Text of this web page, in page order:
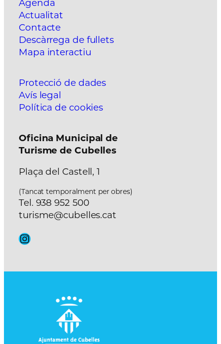
Agenda
Actualitat
Contacte
Descàrrega de fullets
Mapa interactiu
Protecció de dades
Avís legal
Política de cookies
Oficina Municipal de
Turisme de Cubelles
Plaça del Castell, 1
(Tancat temporalment per obres)
Tel. 938 952 500
turisme@cubelles.cat
Instagram